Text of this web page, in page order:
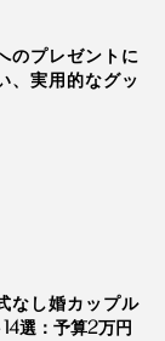
のプレゼントに
、実用的なグッ
なし婚カップル
選：予算2万円